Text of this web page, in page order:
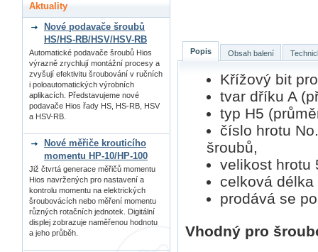
Popis Obsah balení
Křížový bit
tvar dříku A
typ H5
číslo hrotu
šroubů,
velikost hrotu
celková
prodává se
Vhodný pro
Aktuality
Nové podavače šroubů
HS/HS-RB/HSV/HSV-RB
Automatické podavače šroubů Hios
výrazně zrychlují montážní procesy a
zvyšují efektivitu šroubování v ručních
i poloautomatických výrobních
aplikacích. Představujeme nové
podavače Hios řady HS, HS-RB, HSV
a HSV-RB.
Nové měřiče krouticího
momentu HP-10/HP-100
Již čtvrtá generace měřičů momentu
Hios navržených pro nastavení a
kontrolu momentu na elektrických
šroubovácích nebo měření momentu
různých rotačních jednotek. Digitální
displej zobrazuje naměřenou hodnotu
a jeho průběh.